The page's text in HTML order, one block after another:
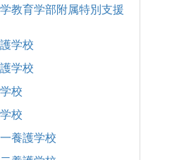
教育学部附属特別支援
学校
学校
校
校
養護学校